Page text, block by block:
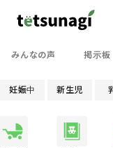
みんなの声 掲示板
妊娠中 新生児